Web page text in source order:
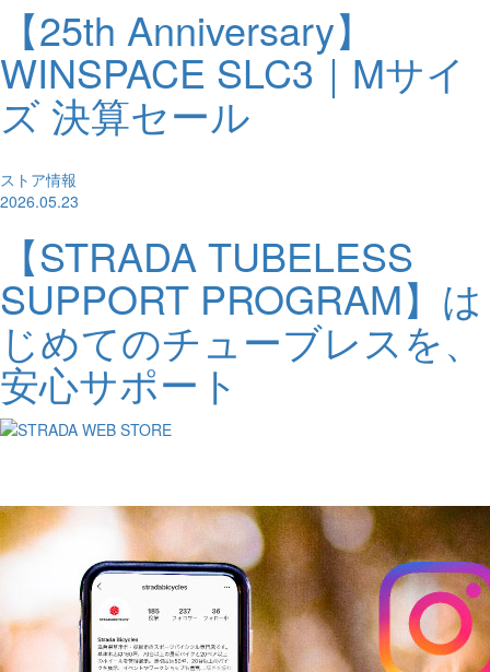
【25th Anniversary】
WINSPACE SLC3｜Mサイ
ズ 決算セール
ストア情報
2026.05.23
【STRADA TUBELESS
SUPPORT PROGRAM】は
じめてのチューブレスを、
安心サポート